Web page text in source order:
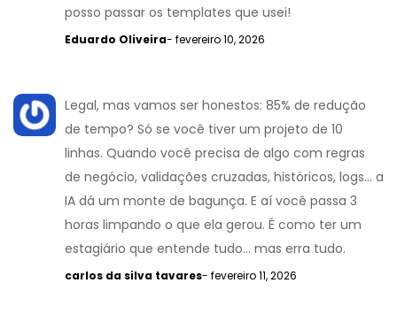
posso passar os templates que usei!
Eduardo Oliveira- fevereiro 10, 2026
Legal, mas vamos ser honestos: 85% de redução
de tempo? Só se você tiver um projeto de 10
linhas. Quando você precisa de algo com regras
de negócio, validações cruzadas, históricos, logs... a
IA dá um monte de bagunça. E aí você passa 3
horas limpando o que ela gerou. É como ter um
estagiário que entende tudo... mas erra tudo.
carlos da silva tavares- fevereiro 11, 2026